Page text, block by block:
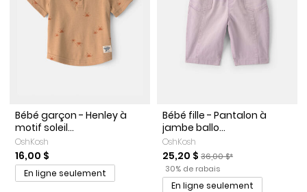
Bébé garçon - Henley à
motif soleil...
OshKosh
16,00 $
En ligne seulement
Bébé fille - Pantalon à
jambe ballo...
OshKosh
Prix de solde
25,20 $ Prix ​​de détail suggéré par
36,00 $*
Pourcentage de rabais
30% de rabais
En ligne seulement